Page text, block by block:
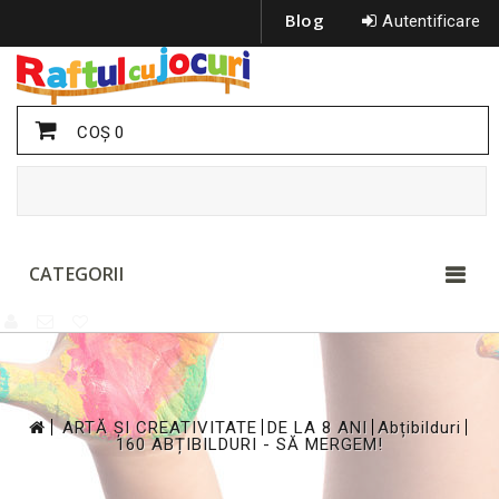
Autentificare
Blog
COŞ0
CATEGORII
>
ARTĂ ȘI CREATIVITATE DE LA 8 ANI Abțibilduri
160 ABȚIBILDURI - SĂ MERGEM!